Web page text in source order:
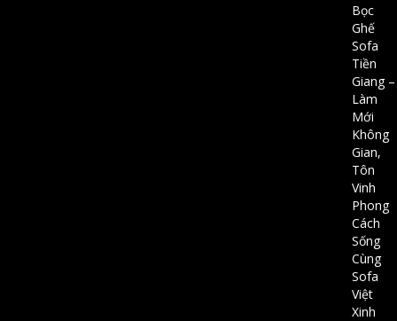
Bọc
Ghế
Sofa
Tiền
Giang –
Làm
Mới
Không
Gian,
Tôn
Vinh
Phong
Cách
Sống
Cùng
Sofa
Việt
Xinh